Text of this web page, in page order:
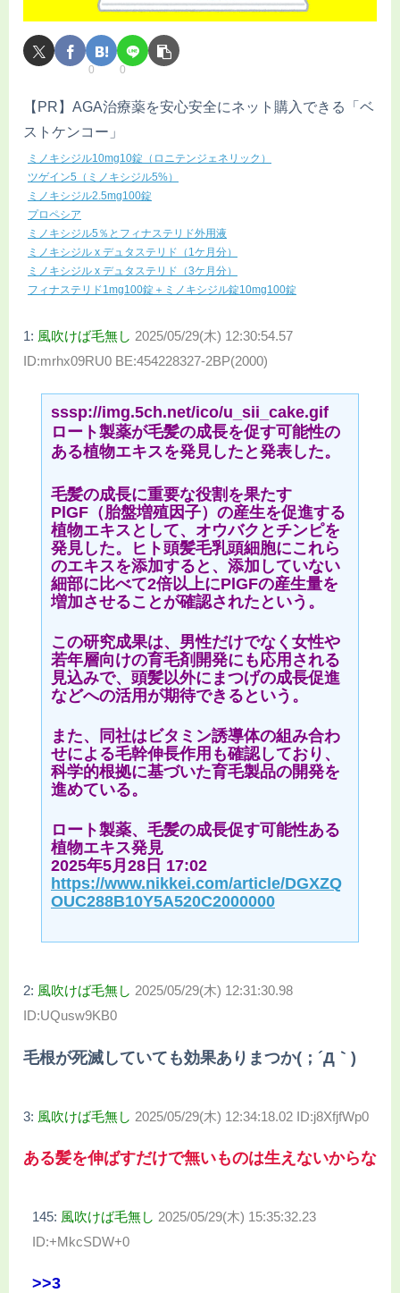
0 0
【PR】AGA治療薬を安心安全にネット購入できる「ベ
ストケンコー」
ミノキシジル10mg10錠（ロニテンジェネリック）
ツゲイン5（ミノキシジル5%）
ミノキシジル2.5mg100錠
プロペシア
ミノキシジル5％とフィナステリド外用液
ミノキシジル x デュタステリド（1ケ月分）
ミノキシジル x デュタステリド（3ケ月分）
フィナステリド1mg100錠＋ミノキシジル錠10mg100錠
1: 風吹けば毛無し 2025/05/29(木) 12:30:54.57
ID:mrhx09RU0 BE:454228327-2BP(2000)
sssp://img.5ch.net/ico/u_sii_cake.gif
ロート製薬が毛髪の成長を促す可能性の
ある植物エキスを発見したと発表した。
毛髪の成長に重要な役割を果たす
PlGF（胎盤増殖因子）の産生を促進する
植物エキスとして、オウバクとチンピを
発見した。ヒト頭髪毛乳頭細胞にこれら
のエキスを添加すると、添加していない
細部に比べて2倍以上にPlGFの産生量を
増加させることが確認されたという。
この研究成果は、男性だけでなく女性や
若年層向けの育毛剤開発にも応用される
見込みで、頭髪以外にまつげの成長促進
などへの活用が期待できるという。
また、同社はビタミン誘導体の組み合わ
せによる毛幹伸長作用も確認しており、
科学的根拠に基づいた育毛製品の開発を
進めている。
ロート製薬、毛髪の成長促す可能性ある
植物エキス発見
2025年5月28日 17:02
https://www.nikkei.com/article/DGXZQ
OUC288B10Y5A520C2000000
2: 風吹けば毛無し 2025/05/29(木) 12:31:30.98
ID:UQusw9KB0
毛根が死滅していても効果ありまつか(；´Д｀)
3: 風吹けば毛無し 2025/05/29(木) 12:34:18.02 ID:j8XfjfWp0
ある髪を伸ばすだけで無いものは生えないからな
145: 風吹けば毛無し 2025/05/29(木) 15:35:32.23
ID:+MkcSDW+0
>>3